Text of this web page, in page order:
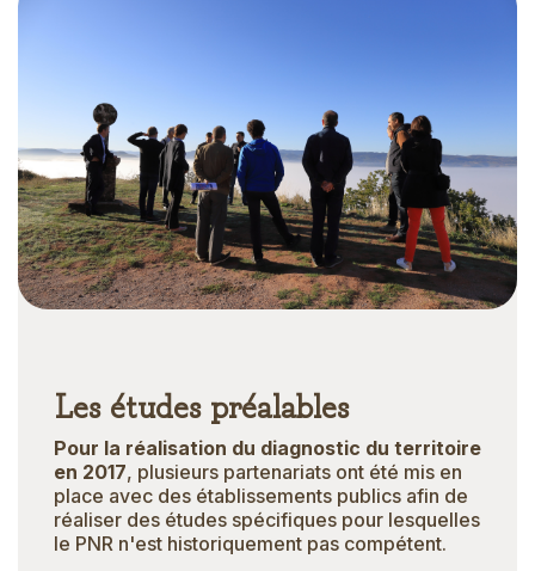
Les études préalables
Pour la réalisation du diagnostic du territoire
en 2017, plusieurs partenariats ont été mis en
place avec des établissements publics afin de
réaliser des études spécifiques pour lesquelles
le PNR n'est historiquement pas compétent.